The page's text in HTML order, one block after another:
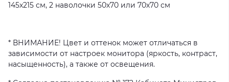
145х215 см, 2 наволочки 50х70 или 70х70 см
* ВНИМАНИЕ! Цвет и оттенок может отличаться в
зависимости от настроек монитора (яркость, контраст,
насыщенность), а также от освещения.